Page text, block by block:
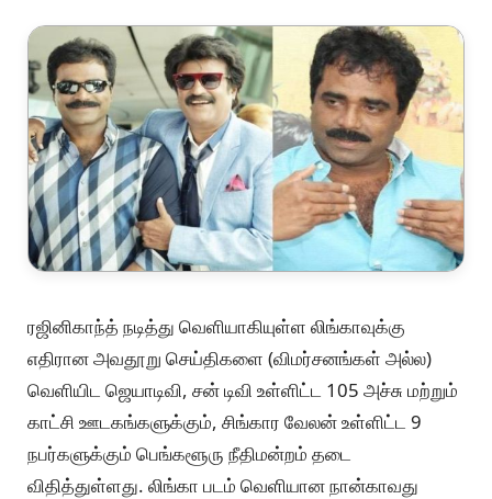
ரஜினிகாந்த் நடித்து வெளியாகியுள்ள லிங்காவுக்கு
எதிரான அவதூறு செய்திகளை (விமர்சனங்கள் அல்ல)
வெளியிட ஜெயாடிவி, சன் டிவி உள்ளிட்ட 105 அச்சு மற்றும்
காட்சி ஊடகங்களுக்கும், சிங்கார வேலன் உள்ளிட்ட 9
நபர்களுக்கும் பெங்களூரு நீதிமன்றம் தடை
விதித்துள்ளது. லிங்கா படம் வெளியான நான்காவது